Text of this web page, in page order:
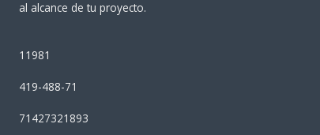
al alcance de tu proyecto.
11981
419-488-71
71427321893